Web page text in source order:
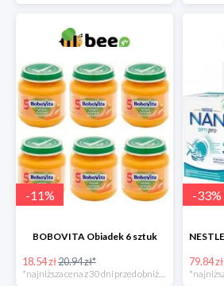
-11%
BOBOVITA Obiadek 6 sztuk
18.54 zł20.94 zł*
-33%
79.84 zł